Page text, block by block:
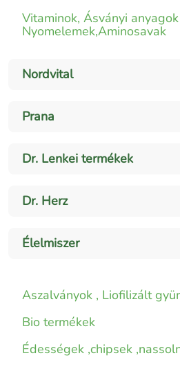
Vitaminok, Ásványi
Nyomelemek,Aminosavak
Nordvital
Prana
Dr. Lenkei termékek
Dr. Herz
Élelmiszer
Aszalványok , Liofilizált
Bio termékek
Édességek ,chipsek